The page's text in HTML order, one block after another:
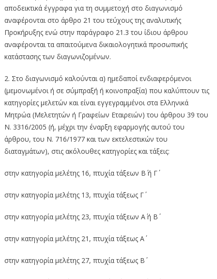
αποδεικτικά έγγραφα για τη συμμετοχή στο διαγωνισμό
αναφέρονται στο άρθρο 21 του τεύχους της αναλυτικής
Προκήρυξης ενώ στην παράγραφο 21.3 του ίδιου άρθρου
αναφέρονται τα απαιτούμενα δικαιολογητικά προσωπικής
κατάστασης των διαγωνιζομένων.
2. Στο διαγωνισμό καλούνται α) ημεδαποί ενδιαφερόμενοι
(μεμονωμένοι ή σε σύμπραξή ή κοινοπραξία) που καλύπτουν τις
κατηγορίες μελετών και είναι εγγεγραμμένοι στα Ελληνικά
Μητρώα (Μελετητών ή Γραφείων Εταιρειών) του άρθρου 39 του
Ν. 3316/2005 (ή, μέχρι την έναρξη εφαρμογής αυτού του
άρθρου, του Ν. 716/1977 και των εκτελεστικών του
διαταγμάτων), στις ακόλουθες κατηγορίες και τάξεις:
στην κατηγορία μελέτης 16, πτυχία τάξεων Β΄ ή Γ΄
στην κατηγορία μελέτης 13, πτυχία τάξεως Γ΄
στην κατηγορία μελέτης 23, πτυχία τάξεων Α΄ ή Β΄
στην κατηγορία μελέτης 21, πτυχία τάξεως Α΄
στην κατηγορία μελέτης 27, πτυχία τάξεως Β΄